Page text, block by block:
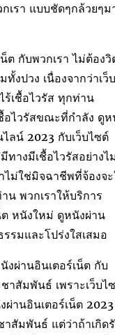
เรา แบบชัดๆกล้วยๆม
ต กับพวกเรา ไม่ต้องวิ
ทั้งปวง เนื่องจากว่าเว็บ
ร้เชื้อไวรัส ทุกท่าน
อไวรัสขณะที่กำลัง ดูห
ลน์ 2023 กับเว็บไซต์
ทางมีเชื้อไวรัสอย่างไ
ไม่ใช่มิจฉาชีพที่จ้องจ
พวกเราให้บริการ
ต หนังใหม่ ดูหนังผ่าน
รมและโปร่งใสเสมอ
ผ่านอินเตอร์เน็ต กับ
าสัมพันธ์ เพราะเว็บไ
านอินเตอร์เน็ต 2023
สัมพันธ์ แต่ว่าถ้าเกิด